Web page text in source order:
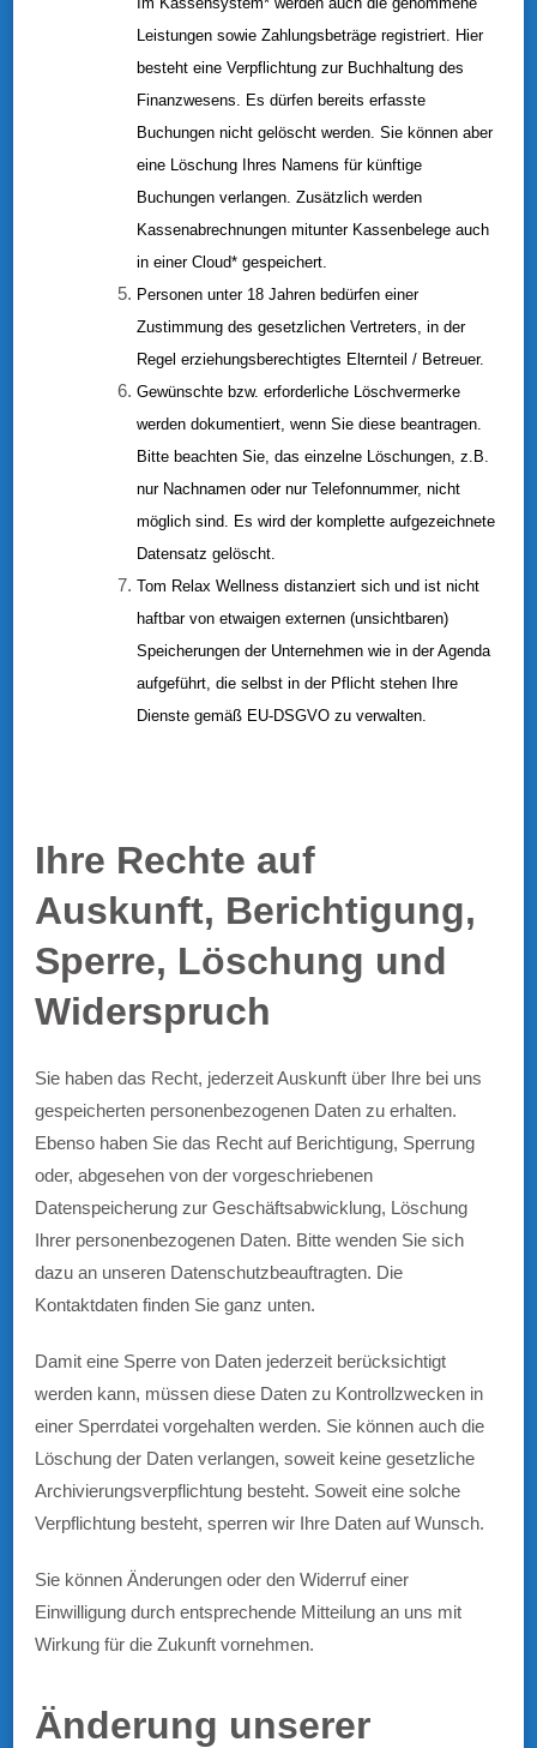
Leistungen sowie Zahlungsbeträge registriert. Hier
besteht eine Verpflichtung zur Buchhaltung des
Finanzwesens. Es dürfen bereits erfasste
Buchungen nicht gelöscht werden. Sie können aber
eine Löschung Ihres Namens für künftige
Buchungen verlangen. Zusätzlich werden
Kassenabrechnungen mitunter Kassenbelege auch
in einer Cloud* gespeichert.
Personen unter 18 Jahren bedürfen einer
Zustimmung des gesetzlichen Vertreters, in der
Regel erziehungsberechtigtes Elternteil / Betreuer.
Gewünschte bzw. erforderliche Löschvermerke
werden dokumentiert, wenn Sie diese beantragen.
Bitte beachten Sie, das einzelne Löschungen, z.B.
nur Nachnamen oder nur Telefonnummer, nicht
möglich sind. Es wird der komplette aufgezeichnete
Datensatz gelöscht.
Tom Relax Wellness distanziert sich und ist nicht
haftbar von etwaigen externen (unsichtbaren)
Speicherungen der Unternehmen wie in der Agenda
aufgeführt, die selbst in der Pflicht stehen Ihre
Dienste gemäß EU-DSGVO zu verwalten.
Ihre Rechte auf
Auskunft, Berichtigung,
Sperre, Löschung und
Widerspruch
Sie haben das Recht, jederzeit Auskunft über Ihre bei uns
gespeicherten personenbezogenen Daten zu erhalten.
Ebenso haben Sie das Recht auf Berichtigung, Sperrung
oder, abgesehen von der vorgeschriebenen
Datenspeicherung zur Geschäftsabwicklung, Löschung
Ihrer personenbezogenen Daten. Bitte wenden Sie sich
dazu an unseren Datenschutzbeauftragten. Die
Kontaktdaten finden Sie ganz unten.
Damit eine Sperre von Daten jederzeit berücksichtigt
werden kann, müssen diese Daten zu Kontrollzwecken in
einer Sperrdatei vorgehalten werden. Sie können auch die
Löschung der Daten verlangen, soweit keine gesetzliche
Archivierungsverpflichtung besteht. Soweit eine solche
Verpflichtung besteht, sperren wir Ihre Daten auf Wunsch.
Sie können Änderungen oder den Widerruf einer
Einwilligung durch entsprechende Mitteilung an uns mit
Wirkung für die Zukunft vornehmen.
Änderung unserer